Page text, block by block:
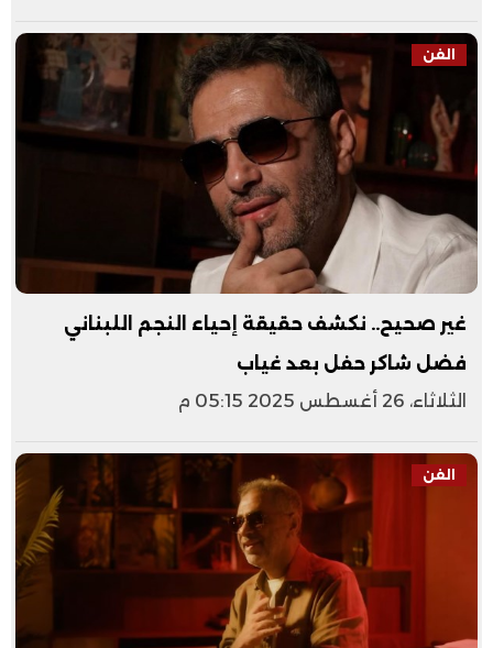
الفن
غير صحيح.. نكشف حقيقة إحياء النجم اللبناني
فضل شاكر حفل بعد غياب
الثلاثاء، 26 أغسطس 2025 05:15 م
الفن